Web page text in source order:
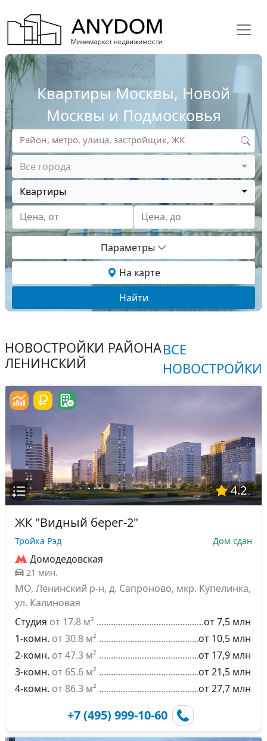
Квартиры Москвы, Новой
Москвы и Подмосковья
Все города
Квартиры
Цена, от
Цена, до
Район, метро, улица, застройщик, ЖК
Параметры
На карте
Найти
НОВОСТРОЙКИ РАЙОНА
ЛЕНИНСКИЙ
ВСЕ
НОВОСТРОЙКИ
4.2
ЖК "Видный берег-2"
Тройка Рэд Дом сдан
Домодедовская
21 мин.
МО, Ленинский р-н, д. Сапроново, мкр. Купелинка,
ул. Калиновая
Студия от 17.8 м²
от 7,5 млн
1-комн. от 30.8 м²
от 10,5 млн
2-комн. от 47.3 м²
от 17,9 млн
3-комн. от 65.6 м²
от 21,5 млн
4-комн. от 86.3 м² от 27,7 млн
+7 (495) 999-10-60